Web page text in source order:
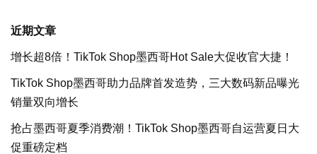
近期文章
增长超8倍！TikTok Shop墨西哥Hot Sale大促收官大捷！
TikTok Shop墨西哥助力品牌首发造势，三大数码新品曝光
销量双向增长
抢占墨西哥夏季消费潮！TikTok Shop墨西哥自运营夏日大
促重磅定档